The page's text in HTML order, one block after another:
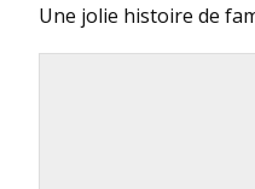
Une jolie histoire de